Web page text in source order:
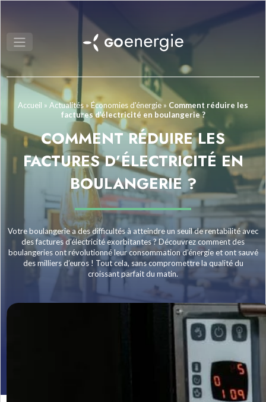
Accueil » Actualités »Économies d'énergie » Comment réduire les
factures d’électricité en boulangerie ?
COMMENT RÉDUIRE LES
FACTURES D’ÉLECTRICITÉ EN
BOULANGERIE ?
Votre boulangerie a des difficultés à atteindre un seuil de rentabilité avec
des factures d’électricité exorbitantes ? Découvrez comment des
boulangeries ont révolutionné leur consommation d’énergie et ont sauvé
des milliers d’euros ! Tout cela, sans compromettre la qualité du
croissant parfait du matin.